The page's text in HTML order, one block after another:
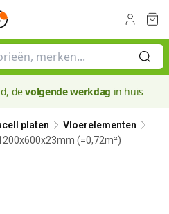
devolgende werkdag in huis
platen
Vloerelementen
(=0,72m²)23 mm